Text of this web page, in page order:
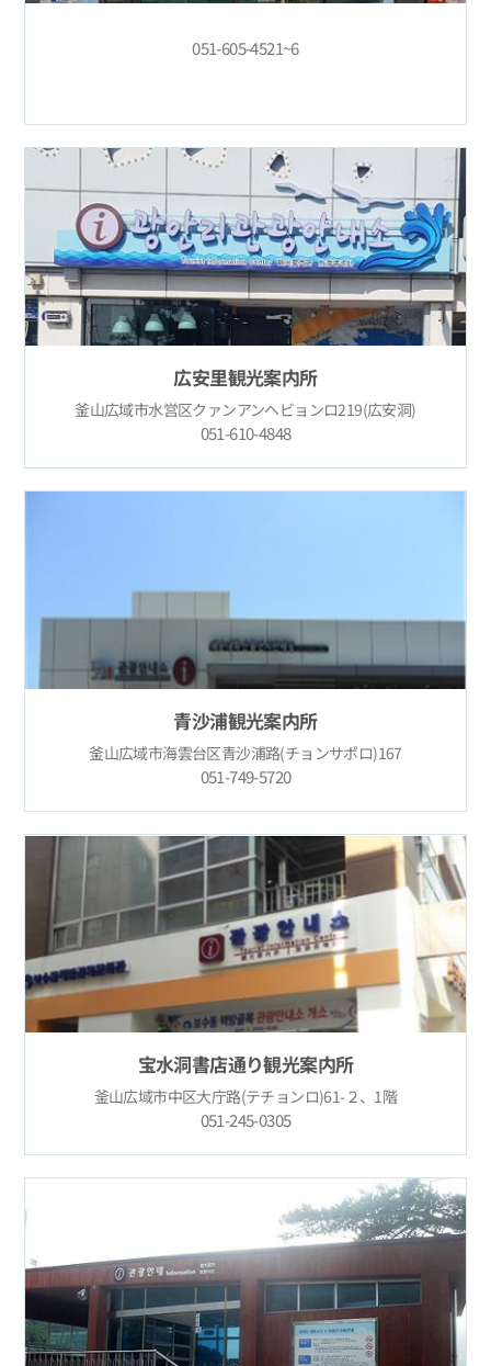
051-605-4521~6
広安里観光案内所
釜山広域市水営区クァンアンヘビョンロ219(広安洞)
051-610-4848
青沙浦観光案内所
釜山広域市海雲台区青沙浦路(チョンサポロ)167
051-749-5720
宝水洞書店通り観光案内所
釜山広域市中区大庁路(テチョンロ)61-２、1階
051-245-0305